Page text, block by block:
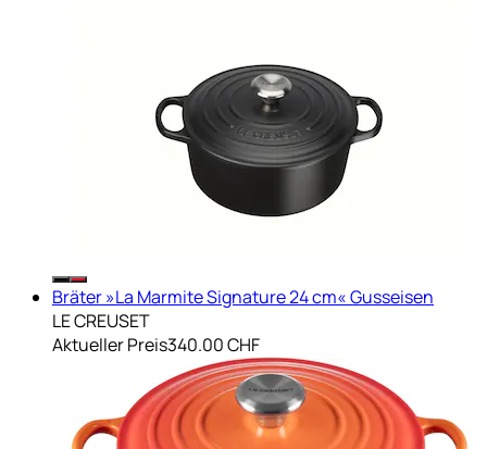
Bräter »La Marmite Signature 24 cm« Gusseisen
LE CREUSET
Aktueller Preis340.00 CHF